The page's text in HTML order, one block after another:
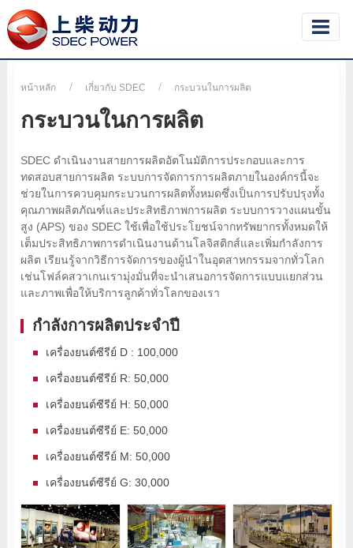
หน้าหลัก เกี่ยวกับ SDEC กระบวนในการผลิต
กระบวนในการผลิต
SDEC ดำเนินงานสายการผลิตอัตโนมัติการประกอบและการ
ทดสอบสายการผลิต ระบบการจัดการการผลิตภายในองค์กรนี้จะ
ช่วยในการควบคุมกระบวนการผลิตทั้งหมดซึ่งเป็นการปรับปรุงทั้ง
คุณภาพผลิตภัณฑ์และประสิทธิภาพการผลิต ระบบการวางแผนขั้น
สูง (APS) ของ SDEC ใช้เพื่อใช้ประโยชน์จากทรัพยากรทั้งหมดให้
เต็มประสิทธิภาพการดำเนินงานด้านโลจิสติกส์และเพิ่มกำลังการ
ผลิต เรียนรู้จากวิธีการจัดการของผู้นำในอุตสาหกรรมจากทั่วโลก
เช่นโฟล์คสวาเกนเรามุ่งมั่นที่จะนำเสนอการจัดการแบบแยกส่วน
และภาพเพื่อให้บริการลูกค้าทั่วโลกของเรา
กำลังการผลิตประจำปี
เครื่องยนต์ซีรีย์ D : 100,000
เครื่องยนต์ซีรีย์ R: 50,000
เครื่องยนต์ซีรีย์ H: 50,000
เครื่องยนต์ซีรีย์ E: 50,000
เครื่องยนต์ซีรีย์ M: 50,000
เครื่องยนต์ซีรีย์ G: 30,000